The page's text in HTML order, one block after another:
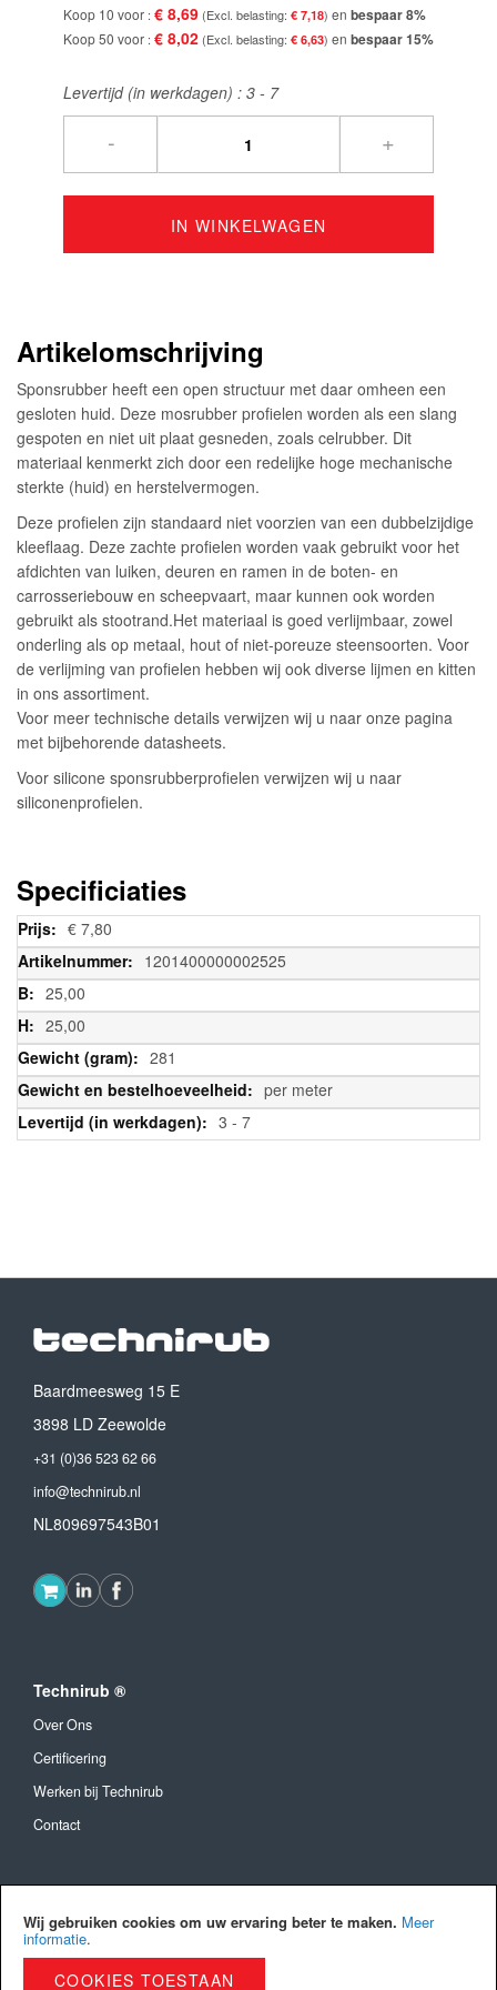
Wij gebruiken cookies om uw ervaring beter te maken. Meer
informatie.
COOKIES TOESTAAN
Koop 10 voor € 8,69 € 7,18 en bespaar8%
Koop 50 voor € 8,02 € 6,63 en bespaar15%
Levertijd (in werkdagen) : 3 - 7
- +
IN WINKELWAGEN
Artikelomschrijving
Sponsrubber heeft een open structuur met daar omheen een
gesloten huid. Deze mosrubber profielen worden als een slang
gespoten en niet uit plaat gesneden, zoals celrubber. Dit
materiaal kenmerkt zich door een redelijke hoge mechanische
sterkte (huid) en herstelvermogen.
Deze profielen zijn standaard niet voorzien van een dubbelzijdige
kleeflaag. Deze zachte profielen worden vaak gebruikt voor het
afdichten van luiken, deuren en ramen in de boten- en
carrosseriebouw en scheepvaart, maar kunnen ook worden
gebruikt als stootrand.Het materiaal is goed verlijmbaar, zowel
onderling als op metaal, hout of niet-poreuze steensoorten. Voor
de verlijming van profielen hebben wij ook diverse lijmen en kitten
in ons assortiment.
Voor meer technische details verwijzen wij u naar onze pagina
met bijbehorende datasheets.
Voor silicone sponsrubberprofielen verwijzen wij u naar
siliconenprofielen.
Specificiaties
Meer
informatie
€ 7,80
1201400000002525
25,00
25,00
281
per meter
3 - 7
Baardmeesweg 15 E
3898 LD Zeewolde
+31 (0)36 523 62 66
info@technirub.nl
NL809697543B01
Technirub ®
Over Ons
Certificering
Werken bij Technirub
Contact
Algemene Voorwaarden